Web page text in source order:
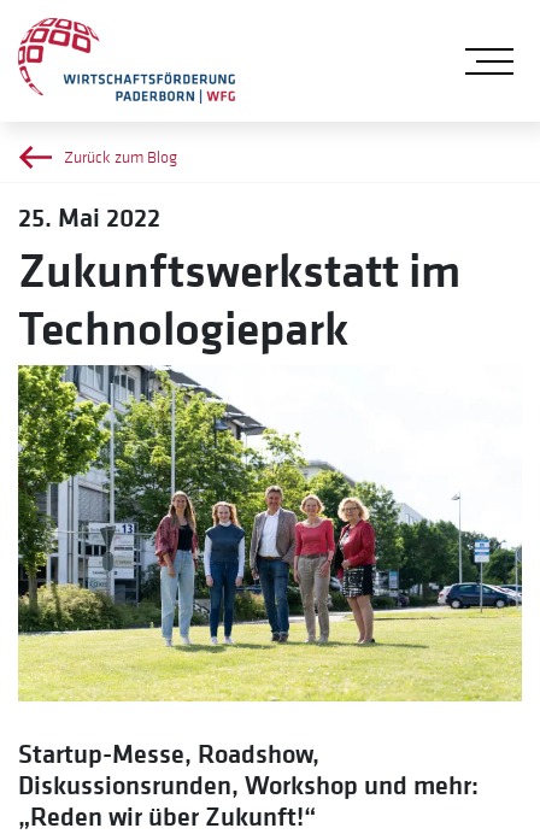
Zurück zum Blog
25. Mai 2022
Zukunftswerkstatt im
Technologiepark
Startup-Messe, Roadshow,
Diskussionsrunden, Workshop und mehr:
„Reden wir über Zukunft!“